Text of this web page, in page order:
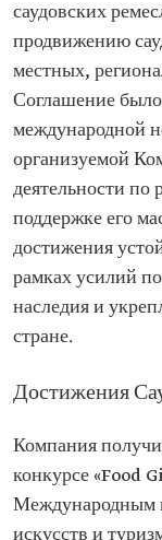
саудовских
продвижению
местных,
Соглашение
международной
организуемой
деятельности по
поддержке его
достижения
рамках усилий
наследия и
стране.
Достижения
Компания
конкурсе «Food
Международным
искусств и